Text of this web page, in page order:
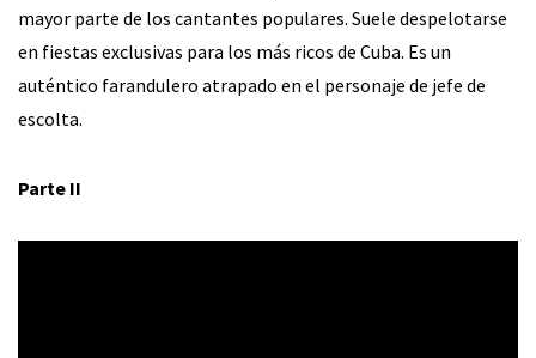
mayor parte de los cantantes populares. Suele despelotarse
en fiestas exclusivas para los más ricos de Cuba. Es un
auténtico farandulero atrapado en el personaje de jefe de
escolta.
Parte II